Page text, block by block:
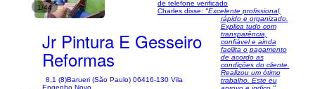
1/44
Jr Pintura E Gesseiro
Reformas
8,1 (8)Barueri (São Paulo) 06416-130 Vila
de telefone verificado
Charles disse: "Excelente profissional,
rápido e organizado.
Explica tudo com
transparência,
confiável e ainda
facilita o pagamento
de acordo as
condições do cliente.
Realizou um ótimo
trabalho. Este eu